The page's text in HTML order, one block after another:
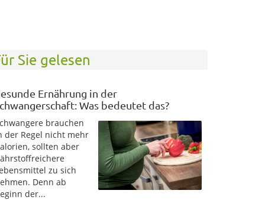
Sie gelesen
Ernährung in der
Was bedeutet das?
brauchen
der Regel nicht mehr
sollten aber
zu sich
Denn ab
der...